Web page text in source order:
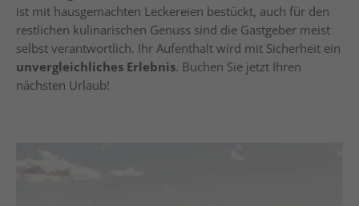
ist mit hausgemachten Leckereien bestückt, auch für den
restlichen kulinarischen Genuss sind die Gastgeber meist
selbst verantwortlich. Ihr Aufenthalt wird mit Sicherheit ein
unvergleichliches Erlebnis. Buchen Sie jetzt Ihren
nächsten Urlaub!